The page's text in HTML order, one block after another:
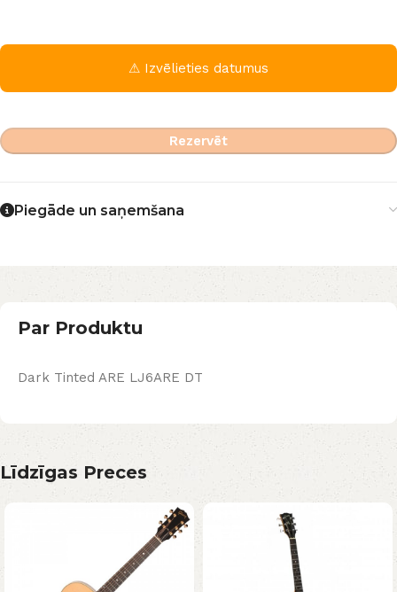
⚠ Izvēlieties datumus
Rezervēt
Piegāde un saņemšana
Par Produktu
Dark Tinted ARE LJ6ARE DT
Līdzīgas Preces